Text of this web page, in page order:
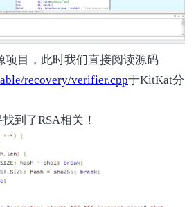
项目，此时我们直接阅读源码
recovery/verifier.cpp于KitKat分
到了RSA相关！